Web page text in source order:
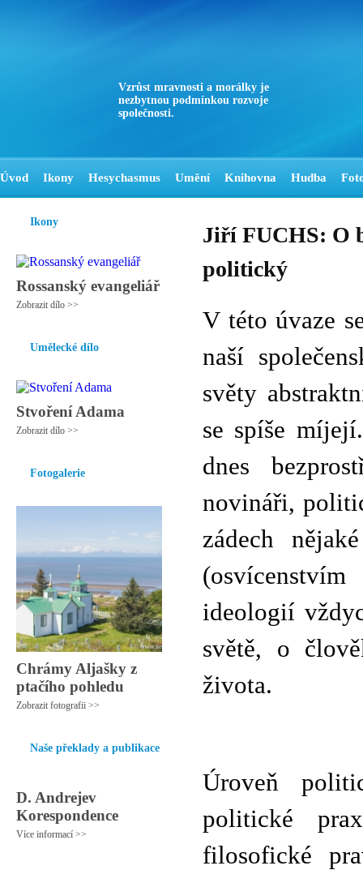
Vzrůst mravnosti a morálky je
nezbytnou podmínkou rozvoje
společnosti.
Úvod Ikony Hesychasmus Umění Knihovna Hudba
Ikony
Rossanský evangeliář
Zobrazit dílo >>
Umělecké dílo
Stvoření Adama
Zobrazit dílo >>
Fotogalerie
Chrámy Aljašky z
ptačího pohledu
Zobrazit fotografii >>
Naše překlady a publikace
D. Andrejev
Korespondence
Více informací >>
Jiří FUCHS: O
politický
V této úvaze
naší
světy
se spíše
dnes
novináři,
zádech
ideologií
světě, o
života.
Úroveň
politické
filosofické